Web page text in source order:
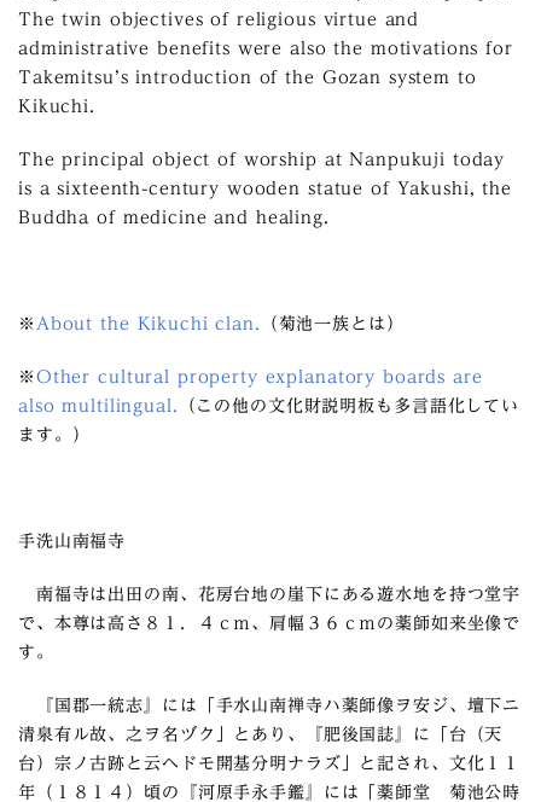
The twin objectives of religious virtue and
administrative benefits were also the motivations for
Takemitsu’s introduction of the Gozan system to
Kikuchi.
The principal object of worship at Nanpukuji today
is a sixteenth-century wooden statue of Yakushi, the
Buddha of medicine and healing.
※ About the Kikuchi clan. （菊池一族とは）
※ Other cultural property explanatory boards are
also multilingual.
（この他の文化財説明板も多言語化してい
ます。）
手洗山南福寺
南福寺は出田の南、花房台地の崖下にある遊水地を持つ堂宇
で、本尊は高さ８１．４ｃｍ、肩幅３６ｃｍの薬師如来坐像で
す。
『国郡一統志』には「手水山南禅寺ハ薬師像ヲ安ジ、壇下ニ
清泉有ル故、之ヲ名ヅク」とあり、『肥後国誌』に「台（天
台）宗ノ古跡と云ヘドモ開基分明ナラズ」と記され、文化１１
年（１８１４）頃の『河原手永手鑑』には「薬師堂 菊池公時